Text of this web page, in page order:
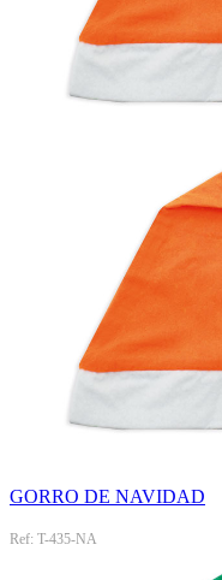
GORRO DE NAVIDAD
Ref: T-435-NA